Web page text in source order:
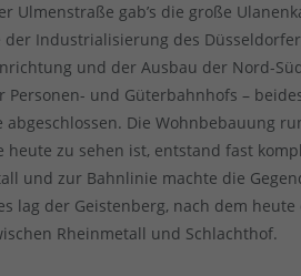
Ulmenstraße gab’s die große
Industrialisierung des Düsseldorfer
und der Ausbau der Nord-
und Güterbahnhofs –
Die Wohnbebauung
zu sehen ist, entstand fast
und zur Bahnlinie machte die
lag der Geistenberg, nach dem heute
Rheinmetall und Schlachthof.